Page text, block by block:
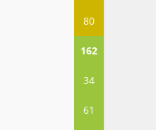
80
162
34
61